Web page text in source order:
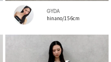
GYDA
hinano/156cm